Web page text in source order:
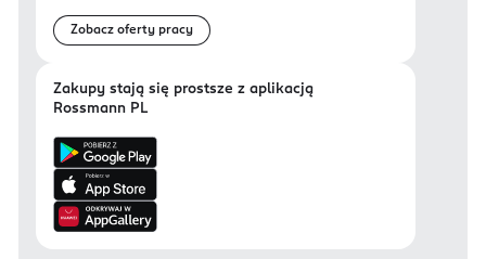
Zobacz oferty pracy
Zakupy stają się prostsze z aplikacją
Rossmann PL